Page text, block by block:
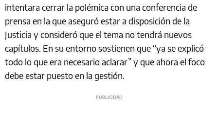
intentara cerrar la polémica con una conferencia de
prensa en la que aseguró estar a disposición de la
Justicia y consideró que el tema no tendrá nuevos
capítulos. En su entorno sostienen que “ya se explicó
todo lo que era necesario aclarar” y que ahora el foco
debe estar puesto en la gestión.